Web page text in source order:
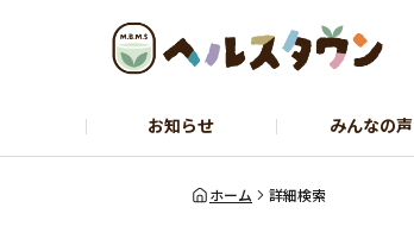
お知らせ みんなの声
ヘルスコーチャーのひとりごと
ホーム 詳細検索